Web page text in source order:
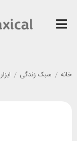
خانه / سبک زندگی / ابزار